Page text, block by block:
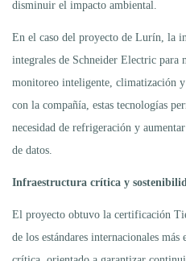
disminuir el impacto ambiental.
En el caso del proyecto de Lurín, la
integrales de Schneider Electric para
monitoreo inteligente, climatización
con la compañía, estas tecnologías
necesidad de refrigeración y
de datos.
Infraestructura crítica y
El proyecto obtuvo la certificación
de los estándares internacionales